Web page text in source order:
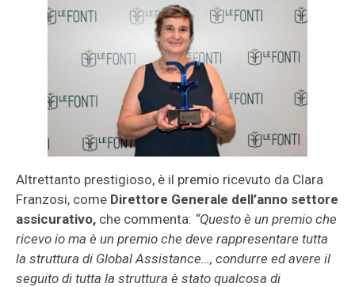
Altrettanto prestigioso, è il premio ricevuto da Clara
Franzosi, come Direttore Generale dell’anno settore
assicurativo, che commenta: “Questo è un premio che
ricevo io ma è un premio che deve rappresentare tutta
la struttura di Global Assistance…, condurre ed avere il
seguito di tutta la struttura è stato qualcosa di